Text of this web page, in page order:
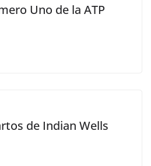
Uno de la ATP
de Indian Wells